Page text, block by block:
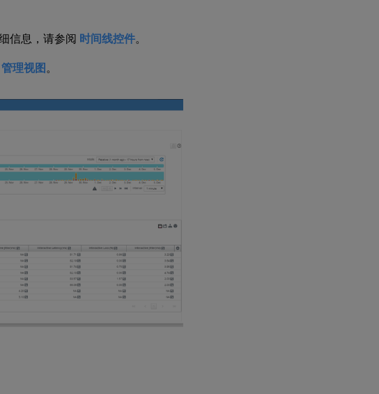
信息，请参阅 时间线控件。
管理视图 。